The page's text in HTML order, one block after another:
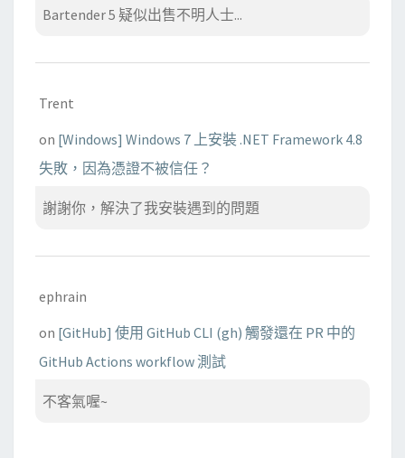
Bartender 5 疑似出售不明人士...
Trent
on [Windows] Windows 7 上安裝 .NET Framework 4.8
失敗，因為憑證不被信任？
謝謝你，解決了我安裝遇到的問題
ephrain
on [GitHub] 使用 GitHub CLI (gh) 觸發還在 PR 中的
GitHub Actions workflow 測試
不客氣喔~